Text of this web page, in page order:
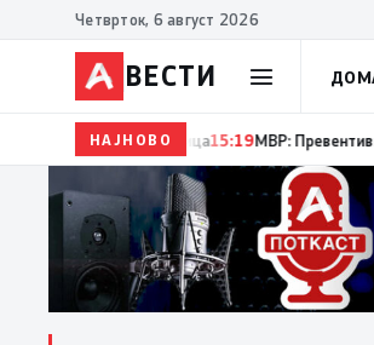
Четврток, 6 август 2026
ВЕСТИ
НАЈНОВО15:20Десет години од